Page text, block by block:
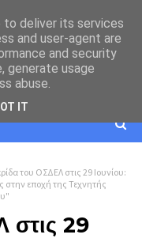
του ΟΣΔΕΛ στις 29 Ιουνίου:
στην εποχή της Τεχνητής
στις 29
to deliver its services
and user-agent are
and security
generate usage
abuse.
IT